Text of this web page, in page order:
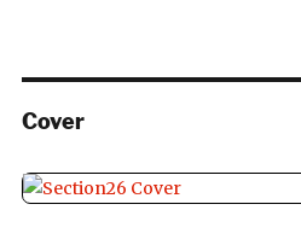
Cover